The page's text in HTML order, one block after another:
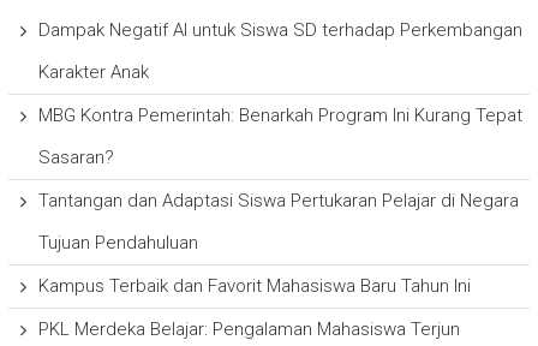
Dampak Negatif AI untuk Siswa SD terhadap Perkembangan
Karakter Anak
MBG Kontra Pemerintah: Benarkah Program Ini Kurang Tepat
Sasaran?
Tantangan dan Adaptasi Siswa Pertukaran Pelajar di Negara
Tujuan Pendahuluan
Kampus Terbaik dan Favorit Mahasiswa Baru Tahun Ini
PKL Merdeka Belajar: Pengalaman Mahasiswa Terjun